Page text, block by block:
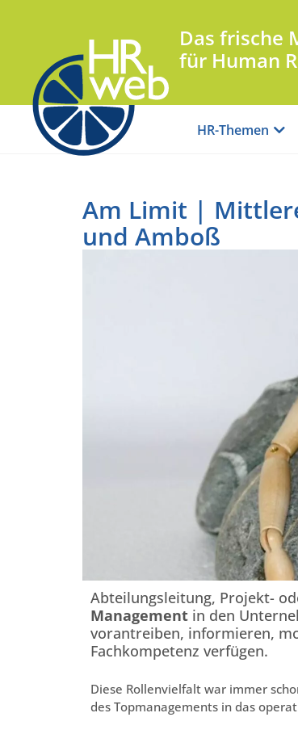
Das frische
für Human
HR-Themen
Am Limit |
und Amboß
Abteilungsleitung, Projekt-
Management in den
vorantreiben, informieren,
Fachkompetenz verfügen.
Diese Rollenvielfalt war immer
des Topmanagements in das